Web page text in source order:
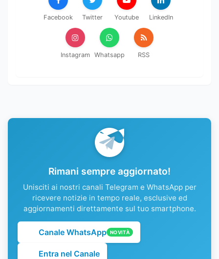
Facebook Twitter Youtube LinkedIn
Instagram Whatsapp RSS
Rimani sempre aggiornato!
Unisciti ai nostri canali Telegram e WhatsApp per
ricevere notizie in tempo reale, esclusive ed
aggiornamenti direttamente sul tuo smartphone.
Canale WhatsApp NOVITÀ
Entra nel Canale